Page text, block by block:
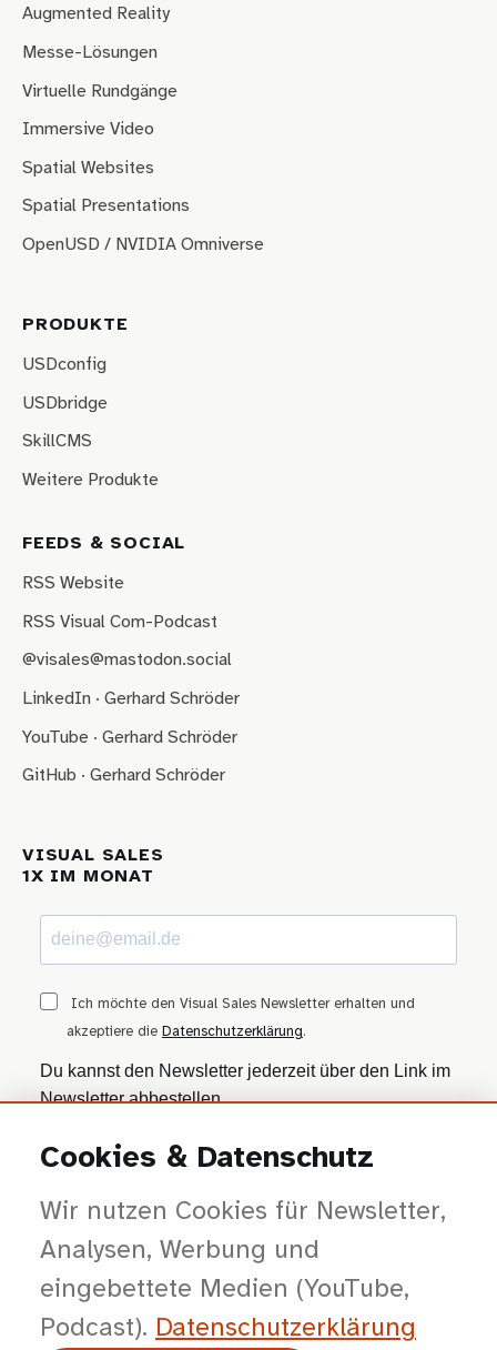
Augmented Reality
Messe-Lösungen
Virtuelle Rundgänge
Immersive Video
Spatial Websites
Spatial Presentations
OpenUSD / NVIDIA Omniverse
PRODUKTE
USDconfig
USDbridge
SkillCMS
Weitere Produkte
FEEDS & SOCIAL
RSS Website
RSS Visual Com-Podcast
@visales@mastodon.social
LinkedIn · Gerhard Schröder
YouTube · Gerhard Schröder
GitHub · Gerhard Schröder
VISUAL SALES
1X IM MONAT
Ich möchte den Visual Sales Newsletter erhalten und
akzeptiere die Datenschutzerklärung.
Du kannst den Newsletter jederzeit über den Link im
Newsletter abbestellen.
ANMELDEN
Wir nutzen Brevo als Marketing-Plattform. Mit dem Absenden stimmst du zu, dass
deine Daten zur Bearbeitung an Brevo übertragen werden — gemäß der
Datenschutzerklärung von Brevo.
Cookies & Datenschutz
Wir nutzen Cookies für Newsletter,
Analysen, Werbung und
eingebettete Medien (YouTube,
Podcast). Datenschutz­erklärung